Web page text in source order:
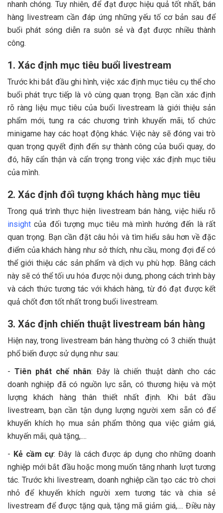
nhanh chóng. Tuy nhiên, để đạt được hiệu quả tốt nhất, bán
hàng livestream cần đáp ứng những yếu tố cơ bản sau để
buổi phát sóng diễn ra suôn sẻ và đạt được nhiều thành
công.
1. Xác định mục tiêu buổi livestream
Trước khi bắt đầu ghi hình, việc xác định mục tiêu cụ thể cho
buổi phát trực tiếp là vô cùng quan trọng. Bạn cần xác định
rõ ràng liệu mục tiêu của buổi livestream là giới thiệu sản
phẩm mới, tung ra các chương trình khuyến mãi, tổ chức
minigame hay các hoạt động khác. Việc này sẽ đóng vai trò
quan trọng quyết định đến sự thành công của buổi quay, do
đó, hãy cẩn thận và cẩn trọng trong việc xác định mục tiêu
của mình.
2. Xác định đối tượng khách hàng mục tiêu
Trong quá trình thực hiện livestream bán hàng, việc hiểu rõ
insight của đối tượng mục tiêu mà mình hướng đến là rất
quan trọng. Bạn cần đặt câu hỏi và tìm hiểu sâu hơn về đặc
điểm của khách hàng như sở thích, nhu cầu, mong đợi để có
thể giới thiệu các sản phẩm và dịch vụ phù hợp. Bằng cách
này sẽ có thể tối ưu hóa được nội dung, phong cách trình bày
và cách thức tương tác với khách hàng, từ đó đạt được kết
quả chốt đơn tốt nhất trong buổi livestream.
3. Xác định chiến thuật livestream bán hàng
Hiện nay, trong livestream bán hàng thường có 3 chiến thuật
phổ biến được sử dụng như sau:
- Tiên phát chế nhân: Đây là chiến thuật dành cho các
doanh nghiệp đã có nguồn lực sẵn, có thương hiệu và một
lượng khách hàng thân thiết nhất định. Khi bắt đầu
livestream, bạn cần tận dụng lượng người xem sẵn có để
khuyến khích họ mua sản phẩm thông qua việc giảm giá,
khuyến mãi, quà tặng,....
- Kẻ cầm cự: Đây là cách được áp dụng cho những doanh
nghiệp mới bắt đầu hoặc mong muốn tăng nhanh lượt tương
tác. Trước khi livestream, doanh nghiệp cần tạo các trò chơi
nhỏ để khuyến khích người xem tương tác và chia sẻ
livestream để được tặng quà, tặng mã giảm giá,.... Điều này